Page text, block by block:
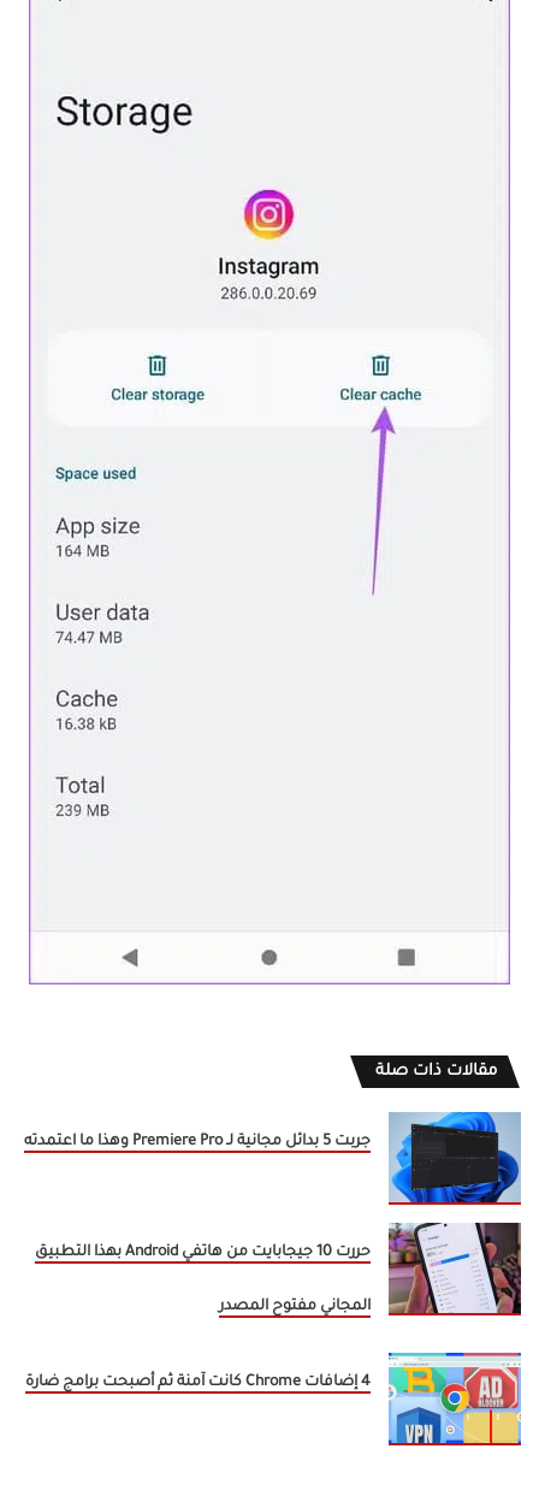
مقالات ذات صلة
جربت 5 بدائل مجانية لـ Premiere Pro وهذا ما اعتمدته
حررت 10 جيجابايت من هاتفي Android بهذا التطبيق
المجاني مفتوح المصدر
4 إضافات Chrome كانت آمنة ثم أصبحت برامج ضارة